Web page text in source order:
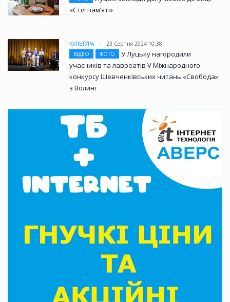
«Стіл памʼяті»
КУЛЬТУРА
23 Серпня 2024 10:38
ВІДЕО
ФОТО
У Луцьку нагородили
учасників та лавреатів V Міжнародного
конкурсу Шевченківських читань «Свобода»
з Волині